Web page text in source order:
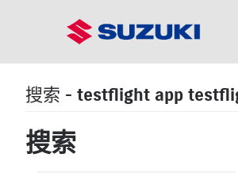
搜索 - testflight app
搜索